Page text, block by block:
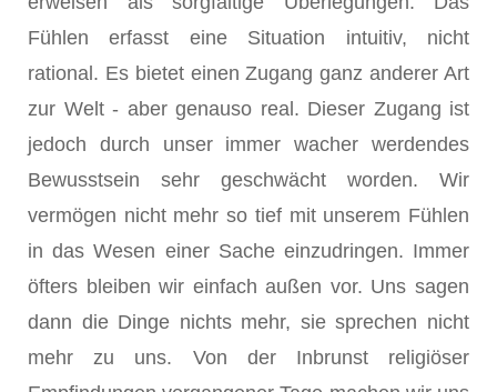
Fühlen erfasst eine Situation intuitiv, nicht
rational. Es bietet einen Zugang ganz anderer Art
zur Welt - aber genauso real. Dieser Zugang ist
jedoch durch unser immer wacher werdendes
Bewusstsein sehr geschwächt worden. Wir
vermögen nicht mehr so tief mit unserem Fühlen
in das Wesen einer Sache einzudringen. Immer
öfters bleiben wir einfach außen vor. Uns sagen
dann die Dinge nichts mehr, sie sprechen nicht
mehr zu uns. Von der Inbrunst religiöser